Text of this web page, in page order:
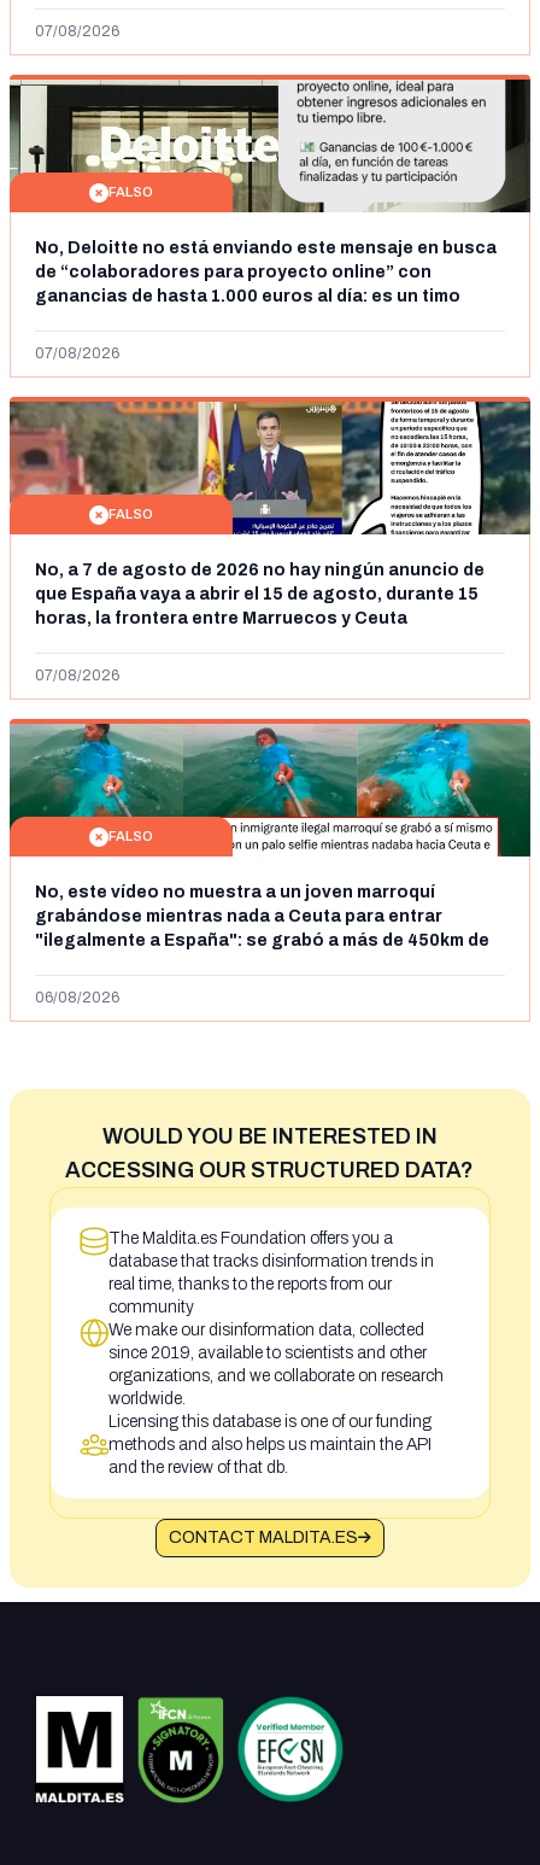
07/08/2026
FALSO
No, Deloitte no está enviando este mensaje en busca
de “colaboradores para proyecto online” con
ganancias de hasta 1.000 euros al día: es un timo
07/08/2026
FALSO
No, a 7 de agosto de 2026 no hay ningún anuncio de
que España vaya a abrir el 15 de agosto, durante 15
horas, la frontera entre Marruecos y Ceuta
07/08/2026
FALSO
No, este vídeo no muestra a un joven marroquí
grabándose mientras nada a Ceuta para entrar
"ilegalmente a España": se grabó a más de 450km de
06/08/2026
WOULD YOU BE INTERESTED IN
ACCESSING OUR STRUCTURED DATA?
The Maldita.es Foundation offers you a
database that tracks disinformation trends in
real time, thanks to the reports from our
community
We make our disinformation data, collected
since 2019, available to scientists and other
organizations, and we collaborate on research
worldwide.
Licensing this database is one of our funding
methods and also helps us maintain the API
and the review of that db.
CONTACT MALDITA.ES